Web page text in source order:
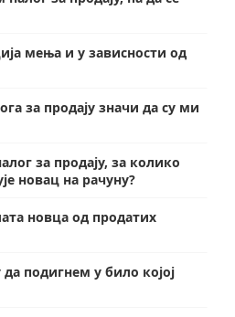
мења и у зависности од
за продају значи да су ми
за продају, за колико
новац на рачуну?
новца од продатих
подигнем у било којој